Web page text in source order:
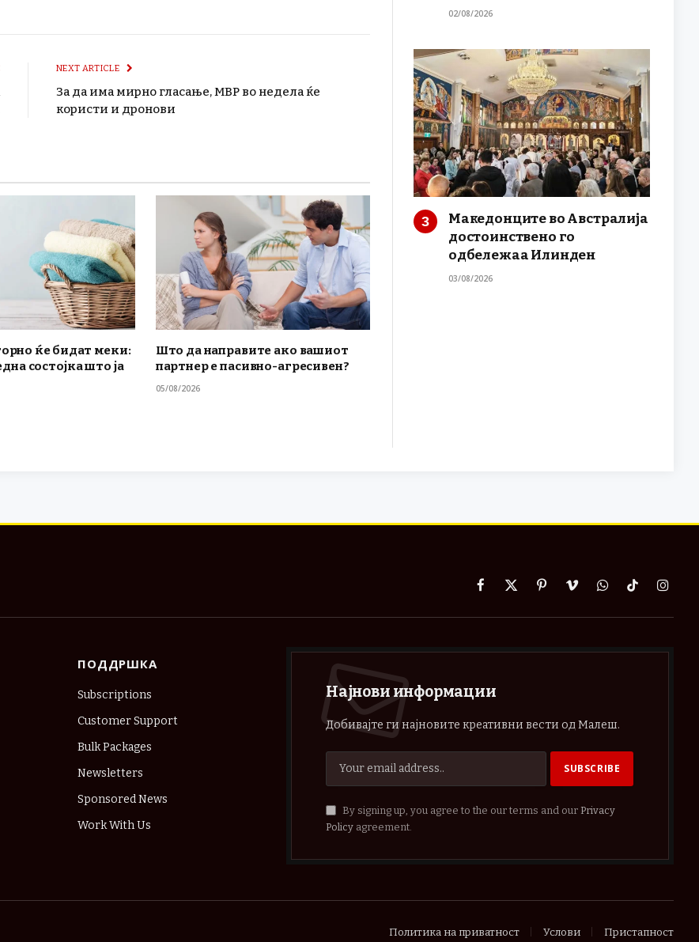
NEXT ARTICLE
За да има мирно гласање, МВР во недела ќе
користи и дронови
ќе бидат меки:
состојка што ја
Што да направите ако вашиот
партнер е пасивно-агресивен?
05/08/2026
02/08/2026
Македонците во Австралија
достоинствено го
одбележаа Илинден
03/08/2026
Facebook
X
PinterestVimeoWhatsApp
TikTok
ПОДДРШКА
Subscriptions
Customer Support
Bulk Packages
Newsletters
Sponsored News
Work With Us
Најнови информации
Добивајте ги најновите креативни вести од Малеш.
By signing up, you agree to the our terms and our Privacy
Policy agreement.
Политика на приватност Услови Пристапност